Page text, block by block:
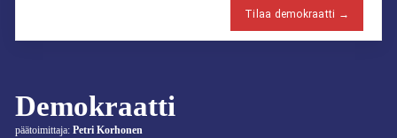
Demokraatti
päätoimittaja: Petri Korhonen
Tilaa demokraatti →